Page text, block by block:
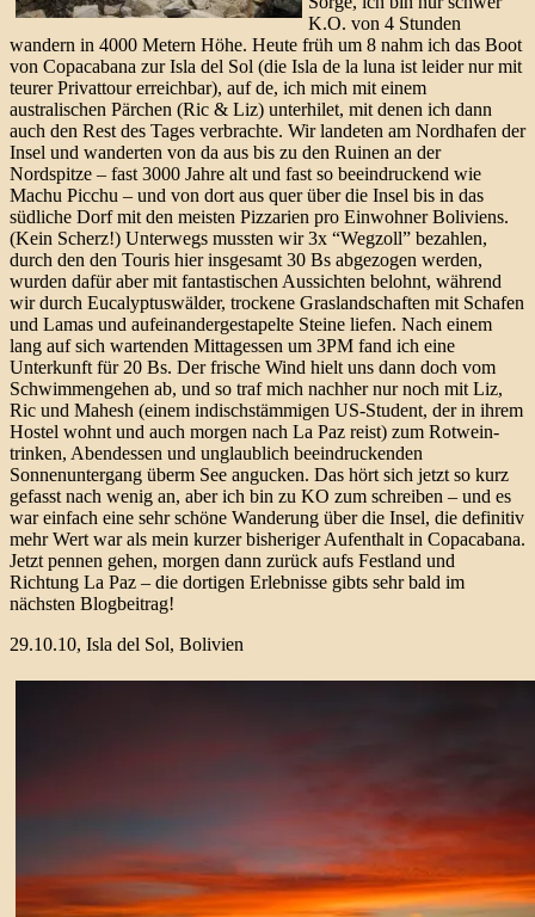
K.O. von 4 Stunden
wandern in 4000 Metern Höhe. Heute früh um 8 nahm ich das Boot
von Copacabana zur Isla del Sol (die Isla de la luna ist leider nur mit
teurer Privattour erreichbar), auf de, ich mich mit einem
australischen Pärchen (Ric & Liz) unterhilet, mit denen ich dann
auch den Rest des Tages verbrachte. Wir landeten am Nordhafen der
Insel und wanderten von da aus bis zu den Ruinen an der
Nordspitze – fast 3000 Jahre alt und fast so beeindruckend wie
Machu Picchu – und von dort aus quer über die Insel bis in das
südliche Dorf mit den meisten Pizzarien pro Einwohner Boliviens.
(Kein Scherz!) Unterwegs mussten wir 3x “Wegzoll” bezahlen,
durch den den Touris hier insgesamt 30 Bs abgezogen werden,
wurden dafür aber mit fantastischen Aussichten belohnt, während
wir durch Eucalyptuswälder, trockene Graslandschaften mit Schafen
und Lamas und aufeinandergestapelte Steine liefen. Nach einem
lang auf sich wartenden Mittagessen um 3PM fand ich eine
Unterkunft für 20 Bs. Der frische Wind hielt uns dann doch vom
Schwimmengehen ab, und so traf mich nachher nur noch mit Liz,
Ric und Mahesh (einem indischstämmigen US-Student, der in ihrem
Hostel wohnt und auch morgen nach La Paz reist) zum Rotwein-
trinken, Abendessen und unglaublich beeindruckenden
Sonnenuntergang überm See angucken. Das hört sich jetzt so kurz
gefasst nach wenig an, aber ich bin zu KO zum schreiben – und es
war einfach eine sehr schöne Wanderung über die Insel, die definitiv
mehr Wert war als mein kurzer bisheriger Aufenthalt in Copacabana.
Jetzt pennen gehen, morgen dann zurück aufs Festland und
Richtung La Paz – die dortigen Erlebnisse gibts sehr bald im
nächsten Blogbeitrag!
29.10.10, Isla del Sol, Bolivien